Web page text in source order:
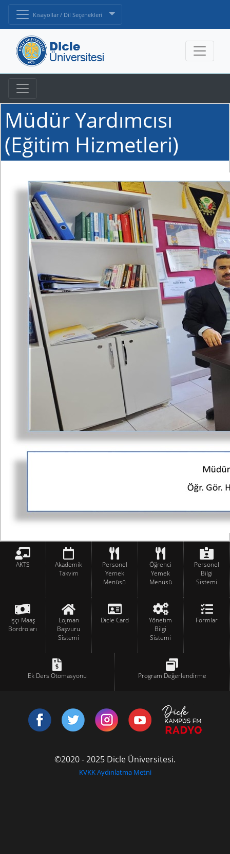
Kısayollar / Dil Seçenekleri
Müdür Yardımcısı
(Eğitim Hizmetleri)
AKTS
Akademik
Takvim
Personel
Yemek
Menüsü
Öğrenci
Yemek
Menüsü
Personel
Bilgi
Sistemi
İşçi Maaş
Bordroları
Lojman
Başvuru
Sistemi
Dicle Card
Yönetim
Bilgi
Sistemi
Formlar
Ek Ders Otomasyonu Program Değerlendirme
©2020 - 2025 Dicle Üniversitesi.
KVKK Aydınlatma Metni